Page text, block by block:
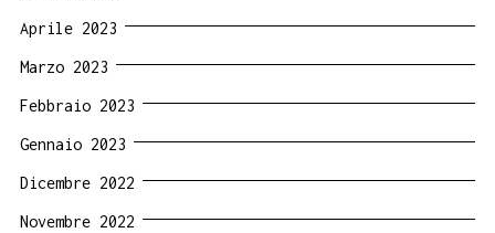
Aprile 2023
Marzo 2023
Febbraio 2023
Gennaio 2023
Dicembre 2022
Novembre 2022